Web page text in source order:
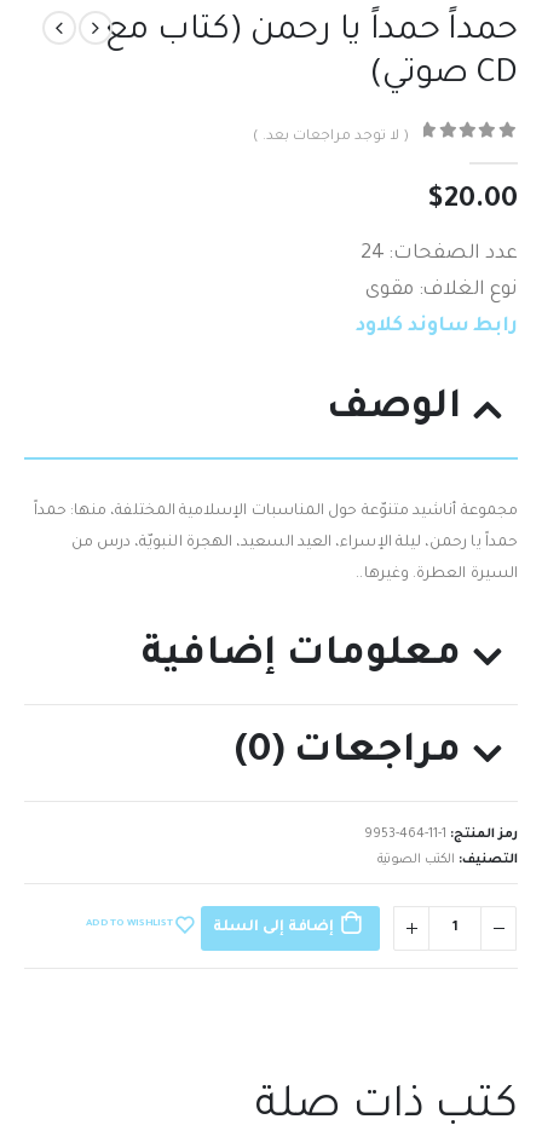
حمداً حمداً يا رحمن (كتاب مع
CD صوتي)
( لا توجد مراجعات بعد. )
$20.00
عدد الصفحات: 24
نوع الغلاف: مقوى
رابط ساوند كلاود
الوصف
مجموعة أناشيد متنوّعة حول المناسبات الإسلامية المختلفة،‮ ‬منها‮: ‬حمداً‮
‬حمداً‮ ‬يا رحمن،‮ ‬ليلة الإسراء،‮ ‬العيد السعيد،‮ ‬الهجرة النبويّة،‮ ‬درس من
السيرة العطرة‮.‬ وغيرها..
معلومات إضافية
مراجعات (0)
رمز المنتج: 9953-464-11-1
التصنيف: الكتب الصوتية
إضافة إلى السلة ADD TO WISHLIST
كتب ذات صلة